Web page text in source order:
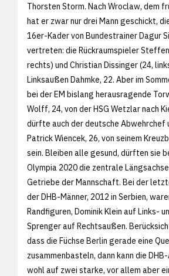
Thorsten Storm. Nach Wroclaw, dem
hat er zwar nur drei Mann geschickt,
16er-Kader von Bundestrainer Dagur
vertreten: die Rückraumspieler
rechts) und Christian Dissinger (24,
Linksaußen Dahmke, 22. Aber im
bei der EM bislang herausragende
Wolff, 24, von der HSG Wetzlar nach
dürfte auch der deutsche Abwehrchef
Patrick Wiencek, 26, von seinem
sein. Bleiben alle gesund, dürften sie
Olympia 2020 die zentrale
Getriebe der Mannschaft. Bei der
der DHB-Männer, 2012 in Serbien,
Randfiguren, Dominik Klein auf Links-
Sprenger auf Rechtsaußen.
dass die Füchse Berlin gerade eine
zusammenbasteln, dann kann die
wohl auf zwei starke, vor allem aber